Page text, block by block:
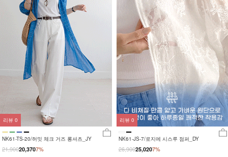
NK61-TS-20/허밋 체크 거즈 롱셔츠_JY
7%
21,90020,370
리뷰 0
NK61-JS-7/로지에 시스루 점퍼_DY
7%
26,90025,020
리뷰 0